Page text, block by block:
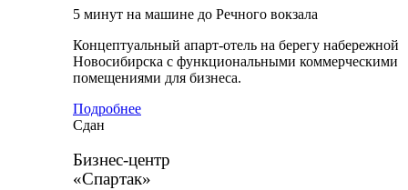
5 минут на машине до Речного вокзала
Концептуальный апарт-отель на берегу набережной
Новосибирска с функциональными коммерческими
помещениями для бизнеса.
Подробнее
Сдан
Бизнес-центр
«Спартак»